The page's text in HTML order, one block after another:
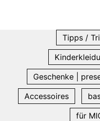
Tipps /
Geschenke |
Accessoires
für